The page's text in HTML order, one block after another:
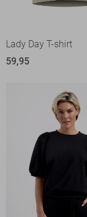
Lady Day T-shirt
59,95